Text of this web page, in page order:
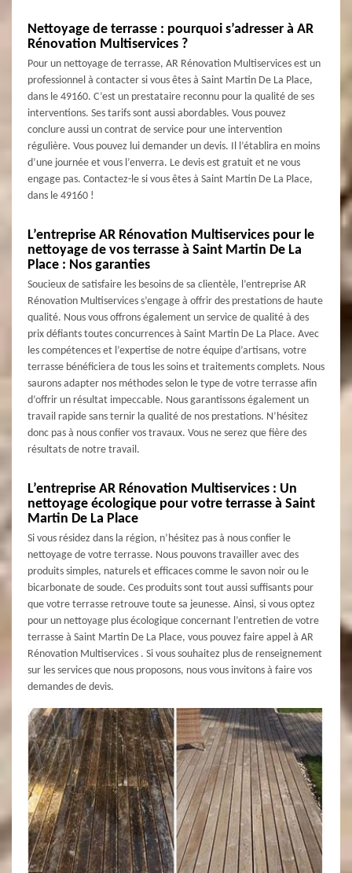
Nettoyage de terrasse : pourquoi s’adresser à AR
Rénovation Multiservices ?
Pour un nettoyage de terrasse, AR Rénovation Multiservices est un
professionnel à contacter si vous êtes à Saint Martin De La Place,
dans le 49160. C’est un prestataire reconnu pour la qualité de ses
interventions. Ses tarifs sont aussi abordables. Vous pouvez
conclure aussi un contrat de service pour une intervention
régulière. Vous pouvez lui demander un devis. Il l’établira en moins
d’une journée et vous l’enverra. Le devis est gratuit et ne vous
engage pas. Contactez-le si vous êtes à Saint Martin De La Place,
dans le 49160 !
L’entreprise AR Rénovation Multiservices pour le
nettoyage de vos terrasse à Saint Martin De La
Place : Nos garanties
Soucieux de satisfaire les besoins de sa clientèle, l’entreprise AR
Rénovation Multiservices s’engage à offrir des prestations de haute
qualité. Nous vous offrons également un service de qualité à des
prix défiants toutes concurrences à Saint Martin De La Place. Avec
les compétences et l’expertise de notre équipe d’artisans, votre
terrasse bénéficiera de tous les soins et traitements complets. Nous
saurons adapter nos méthodes selon le type de votre terrasse afin
d’offrir un résultat impeccable. Nous garantissons également un
travail rapide sans ternir la qualité de nos prestations. N’hésitez
donc pas à nous confier vos travaux. Vous ne serez que fière des
résultats de notre travail.
L’entreprise AR Rénovation Multiservices : Un
nettoyage écologique pour votre terrasse à Saint
Martin De La Place
Si vous résidez dans la région, n’hésitez pas à nous confier le
nettoyage de votre terrasse. Nous pouvons travailler avec des
produits simples, naturels et efficaces comme le savon noir ou le
bicarbonate de soude. Ces produits sont tout aussi suffisants pour
que votre terrasse retrouve toute sa jeunesse. Ainsi, si vous optez
pour un nettoyage plus écologique concernant l’entretien de votre
terrasse à Saint Martin De La Place, vous pouvez faire appel à AR
Rénovation Multiservices . Si vous souhaitez plus de renseignement
sur les services que nous proposons, nous vous invitons à faire vos
demandes de devis.